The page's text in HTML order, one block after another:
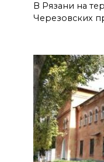
В Рязани на
Черезовских